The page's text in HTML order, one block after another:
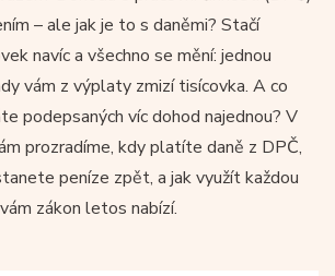
– ale jak je to s daněmi? Stačí
navíc a všechno se mění: jednou
vám z výplaty zmizí tisícovka. A co
podepsaných víc dohod najednou? V
prozradíme, kdy platíte daně z DPČ,
peníze zpět, a jak využít každou
zákon letos nabízí.